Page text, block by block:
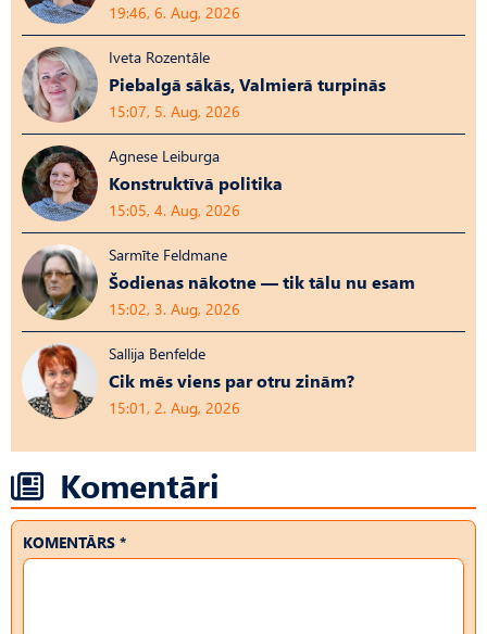
19:46, 6. Aug, 2026
Iveta Rozentāle
Piebalgā sākās, Valmierā turpinās
15:07, 5. Aug, 2026
Agnese Leiburga
Konstruktīvā politika
15:05, 4. Aug, 2026
Sarmīte Feldmane
Šodienas nākotne — tik tālu nu esam
15:02, 3. Aug, 2026
Sallija Benfelde
Cik mēs viens par otru zinām?
15:01, 2. Aug, 2026
Komentāri
KOMENTĀRS *